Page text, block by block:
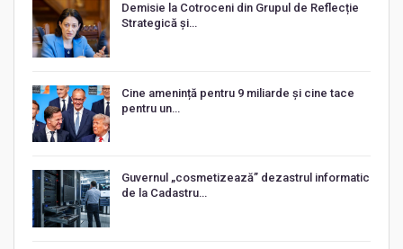
Demisie la Cotroceni din Grupul de Reflecție
Strategică și…
Cine amenință pentru 9 miliarde și cine tace
pentru un…
Guvernul „cosmetizează” dezastrul informatic
de la Cadastru…